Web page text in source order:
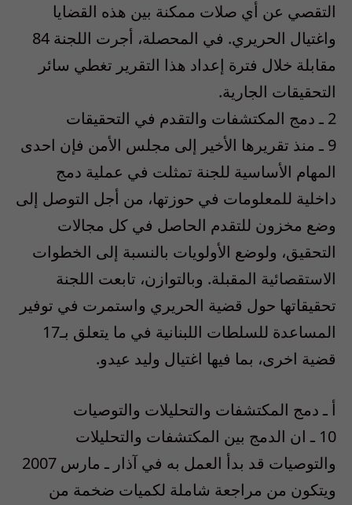
التقصي عن أي صلات ممكنة بين هذه القضايا
واغتيال الحريري. في المحصلة، أجرت اللجنة 84
مقابلة خلال فترة إعداد هذا التقرير تغطي سائر
التحقيقات الجارية.
2 ـ دمج المكتشفات والتقدم في التحقيقات
9 ـ منذ تقريرها الأخير إلى مجلس الأمن فإن احدى
المهام الأساسية للجنة تمثلت في عملية دمج
داخلية للمعلومات في حوزتها، من أجل التوصل إلى
وضع مخزون للتقدم الحاصل في كل مجالات
التحقيق، ولوضع الأولويات بالنسبة إلى الخطوات
الاستقصائية المقبلة. وبالتوازن، تابعت اللجنة
تحقيقاتها حول قضية الحريري واستمرت في توفير
المساعدة للسلطات اللبنانية في ما يتعلق بـ17
قضية اخرى، بما فيها اغتيال وليد عيدو.
أ ـ دمج المكتشفات والتحليلات والتوصيات
10 ـ ان الدمج بين المكتشفات والتحليلات
والتوصيات قد بدأ العمل به في آذار ـ مارس 2007
ويتكون من مراجعة شاملة لكميات ضخمة من